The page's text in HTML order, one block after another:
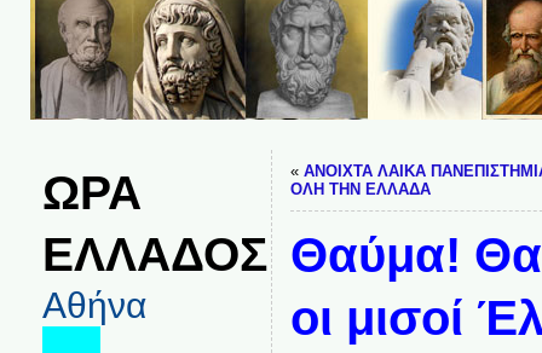
ΩΡΑ
ΕΛΛΑΔΟΣ
Αθήνα
« ΑΝΟΙΧΤΑ ΛΑΙΚΑ
ΟΛΗ ΤΗΝ ΕΛΛΑΔΑ
Θαύμα!
οι μισοί